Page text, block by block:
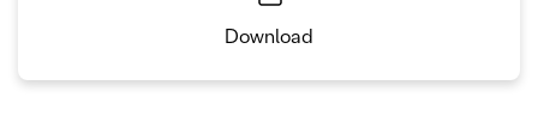
Download